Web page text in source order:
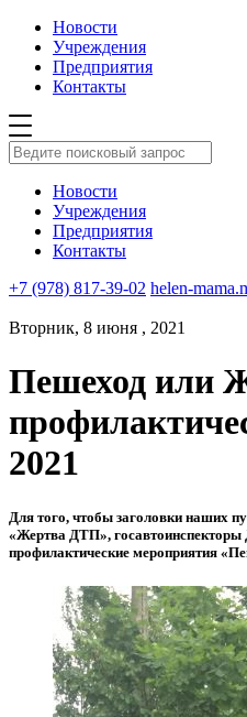
Новости
Учреждения
Предприятия
Контакты
Новости
Учреждения
Предприятия
Контакты
+7 (978) 817-39-02 helen-
Вторник, 8 июня , 2021
Пешеход или
2021
Для того, чтобы заголовки наших
«Жертва ДТП», госавтоинспекторы
профилактические мероприятия